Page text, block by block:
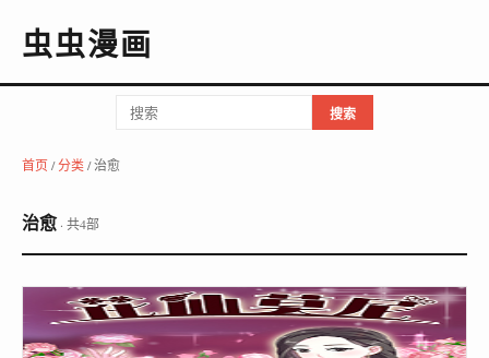
虫虫漫画
搜索
首页/分类/ 治愈
治愈· 共4部